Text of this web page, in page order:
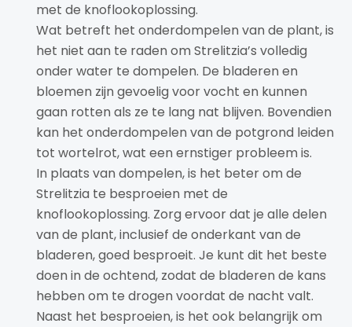
met de knoflookoplossing.
Wat betreft het onderdompelen van de plant, is
het niet aan te raden om Strelitzia’s volledig
onder water te dompelen. De bladeren en
bloemen zijn gevoelig voor vocht en kunnen
gaan rotten als ze te lang nat blijven. Bovendien
kan het onderdompelen van de potgrond leiden
tot wortelrot, wat een ernstiger probleem is.
In plaats van dompelen, is het beter om de
Strelitzia te besproeien met de
knoflookoplossing. Zorg ervoor dat je alle delen
van de plant, inclusief de onderkant van de
bladeren, goed besproeit. Je kunt dit het beste
doen in de ochtend, zodat de bladeren de kans
hebben om te drogen voordat de nacht valt.
Naast het besproeien, is het ook belangrijk om